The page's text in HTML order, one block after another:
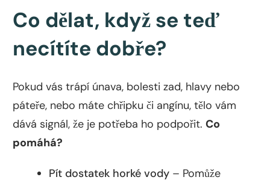
Co dělat, když se teď
necítíte dobře?
Pokud vás trápí únava, bolesti zad, hlavy nebo
páteře, nebo máte chřipku či angínu, tělo vám
dává signál, že je potřeba ho podpořit. Co
pomáhá?
Pít dostatek horké vody – Pomůže